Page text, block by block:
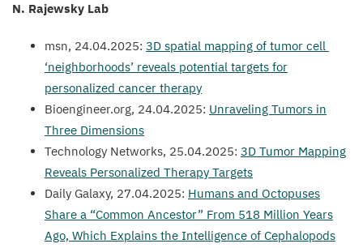
N. Rajewsky Lab
msn, 24.04.2025: 3D spatial mapping of tumor cell
‘neighborhoods’ reveals potential targets for
personalized cancer therapy
Bio​engi​neer​.org, 24.04.2025: Unraveling Tumors in
Three Dimensions
Technology Networks, 25.04.2025: 3D Tumor Mapping
Reveals Personalized Therapy Targets
Daily Galaxy, 27.04.2025: Humans and Octopuses
Share a “Common Ancestor” From 518 Million Years
Ago, Which Explains the Intelligence of Cephalopods